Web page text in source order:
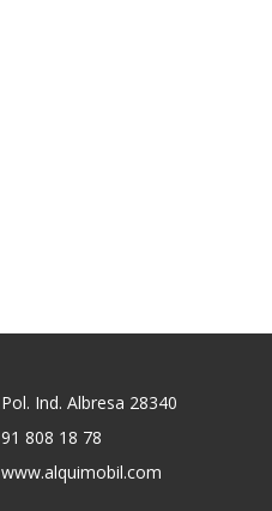
Pol. Ind. Albresa 28340
91 808 18 78
www.alquimobil.com